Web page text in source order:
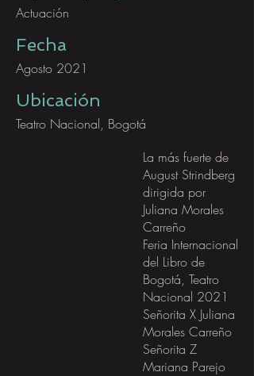
Actuación
Fecha
Agosto 2021
Ubicación
Teatro Nacional, Bogotá
La más fuerte de
August Strindberg
dirigida por
Juliana Morales
Carreño
Feria Internacional
del Libro de
Bogotá, Teatro
Nacional 2021
Señorita X Juliana
Morales Carreño
Señorita Z
Mariana Parejo